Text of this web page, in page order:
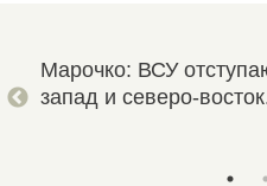
Марочко: ВСУ
запад и северо-